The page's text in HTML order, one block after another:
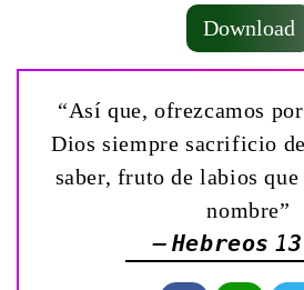
Download
“Así que, ofrezcamos
Dios siempre sacrificio
saber, fruto de labios
nombre”
— Hebreos